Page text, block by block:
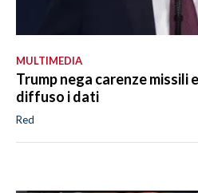
MULTIMEDIA
Trump nega carenze missili
diffuso i dati
Red